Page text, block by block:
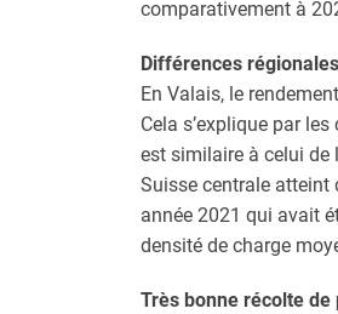
comparativement à
Différences
En Valais, le
Cela s’explique par
est similaire à celui de
Suisse centrale atteint
année 2021 qui avait
densité de charge
Très bonne récolte